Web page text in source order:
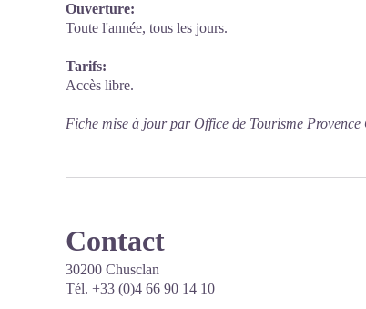
Ouverture:
Toute l'année, tous les jours.
Tarifs:
Accès libre.
Fiche mise à jour par Office de Tourisme
Contact
30200 Chusclan
Tél. +33 (0)4 66 90 14 10